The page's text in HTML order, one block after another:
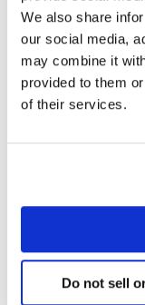
We also share
our social media,
may combine it
provided to them
of their services.
Do not sell
¿El resultado?
uno de los
«TikTok me hizo
millones de visitas
lanzamiento el
agregar otro
El imperativo